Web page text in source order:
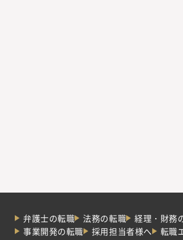
弁護士の転職 法務の転職
経理・財務
事業開発の転職
採用担当者様へ 転職